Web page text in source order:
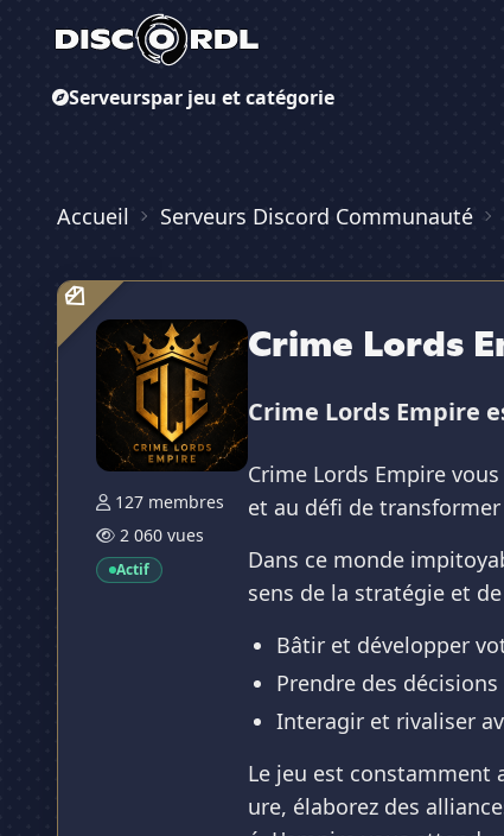
Serveurspar jeu et catégorie
Accueil Serveurs Discord Communauté
127 membres
2 060 vues
Actif
Crime Lords
Crime Lords Empire
Crime Lords Empire
et au défi de
Dans ce monde
sens de la stratégie et
Bâtir et développer
Prendre des
Interagir et rivaliser
Le jeu est constamment
ure, élaborez des